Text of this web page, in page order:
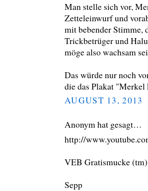
Man stelle sich vor,
Zetteleinwurf und
mit bebender Stimme,
Trickbetrüger und
möge also wachsam
Das würde nur noch
die das Plakat
AUGUST 13, 2013
Anonym hat gesagt…
http://
VEB Gratismucke (tm)
Sepp